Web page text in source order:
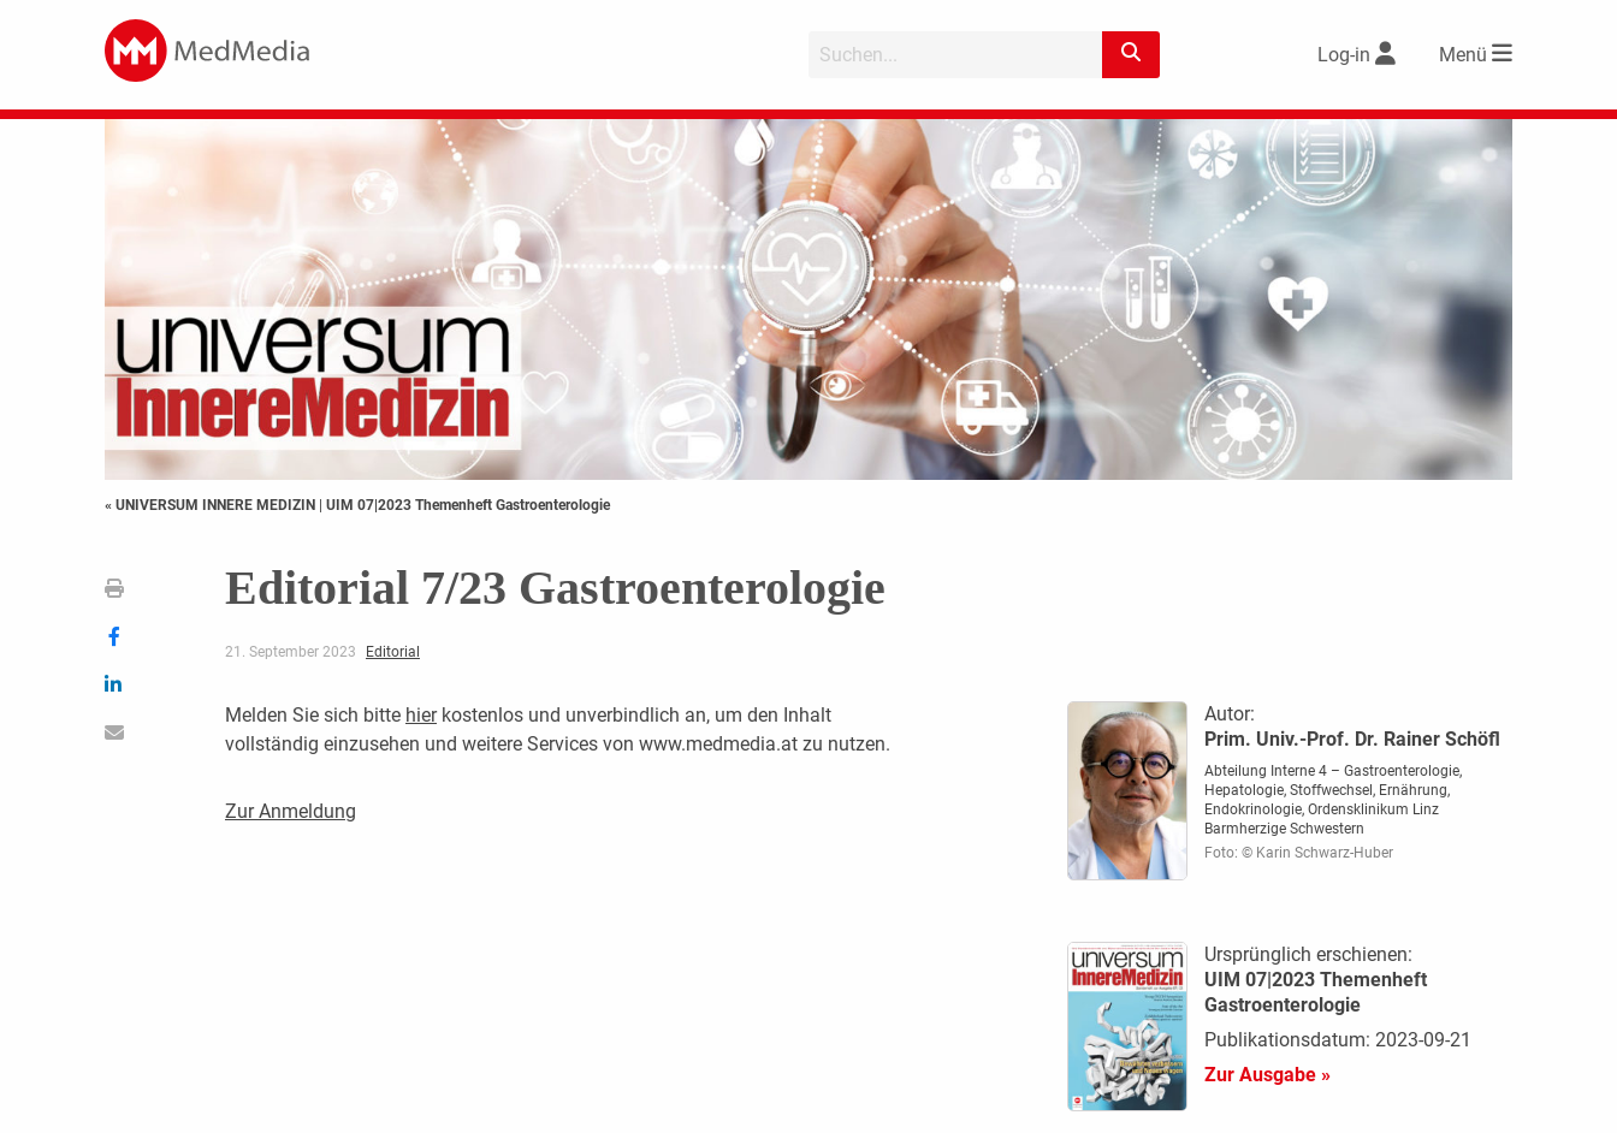
Log-in Menü
« UNIVERSUM INNERE MEDIZIN | UIM 07|2023 Themenheft Gastroenterologie
Editorial 7/23 Gastroenterologie
21. September 2023 Editorial
Melden Sie sich bitte hierkostenlos und unverbindlich an, um den Inhalt
vollständig einzusehen und weitere Services von www.medmedia.at zu nutzen.
Zur Anmeldung
Autor:
Prim. Univ.-Prof. Dr. Rainer Schöfl
Abteilung Interne 4 – Gastroenterologie,
Hepatologie, Stoffwechsel, Ernährung,
Endokrinologie, Ordensklinikum Linz
Barmherzige Schwestern
Foto: © Karin Schwarz-Huber
Ursprünglich erschienen:
UIM 07|2023 Themenheft
Gastroenterologie
Publikationsdatum: 2023-09-21
Zur Ausgabe »